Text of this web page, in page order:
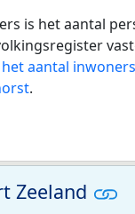
is het aantal
aantal
.
Zeeland